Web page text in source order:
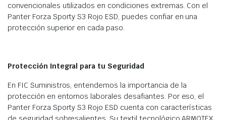
convencionales utilizados en condiciones extremas. Con el
Panter Forza Sporty S3 Rojo ESD, puedes confiar en una
protección superior en cada paso.
Protección Integral para tu Seguridad
En FIC Suministros, entendemos la importancia de la
protección en entornos laborales desafiantes. Por eso, el
Panter Forza Sporty S3 Rojo ESD cuenta con características